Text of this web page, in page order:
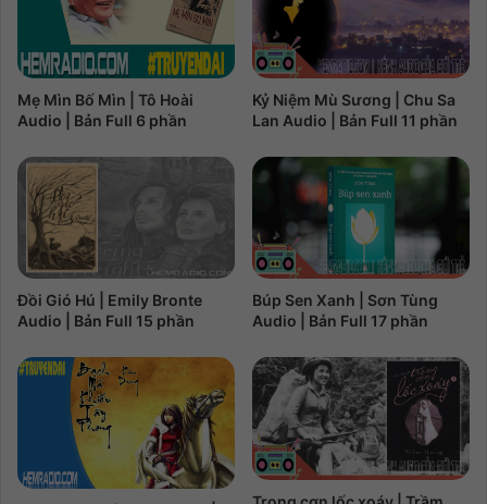
Mẹ Mìn Bố Mìn | Tô Hoài
Audio | Bản Full 6 phần
Kỷ Niệm Mù Sương | Chu Sa
Lan Audio | Bản Full 11 phần
Đồi Gió Hú | Emily Bronte
Audio | Bản Full 15 phần
Búp Sen Xanh | Sơn Tùng
Audio | Bản Full 17 phần